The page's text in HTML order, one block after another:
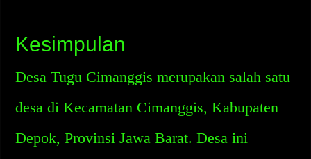
Kesimpulan
Desa Tugu Cimanggis merupakan salah satu
desa di Kecamatan Cimanggis, Kabupaten
Depok, Provinsi Jawa Barat. Desa ini